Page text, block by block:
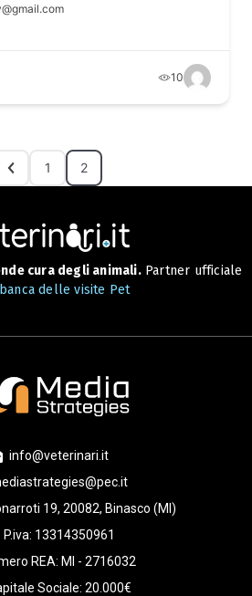
10
1 2
cura degli animali.Partner ufficiale
delle visite Pet
info@veterinari.it
19, 20082, Binasco (MI)
P.iva: 13314350961
REA: MI - 2716032
Sociale: 20.000€